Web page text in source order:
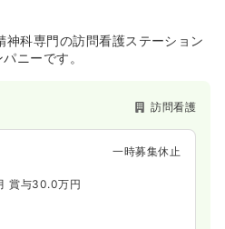
神科専門の訪問看護ステーション
ニーです。
訪問看護
一時募集休止
賞与30.0万円